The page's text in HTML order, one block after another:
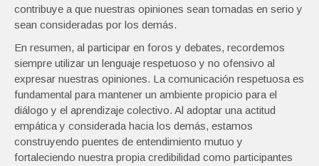
contribuye a que nuestras opiniones sean tomadas en serio y
sean consideradas por los demás.
En resumen, al participar en foros y debates, recordemos
siempre utilizar un lenguaje respetuoso y no ofensivo al
expresar nuestras opiniones. La comunicación respetuosa es
fundamental para mantener un ambiente propicio para el
diálogo y el aprendizaje colectivo. Al adoptar una actitud
empática y considerada hacia los demás, estamos
construyendo puentes de entendimiento mutuo y
fortaleciendo nuestra propia credibilidad como participantes